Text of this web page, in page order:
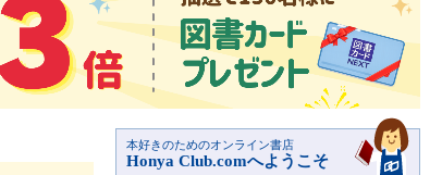
本好きのためのオンライン書店
Honya Club.comへようこそ